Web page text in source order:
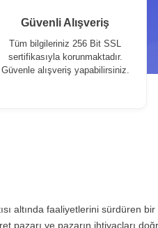
Güvenli Alışveriş
Tüm bilgileriniz 256 Bit SSL
sertifikasıyla korunmaktadır.
Güvenle alışveriş yapabilirsiniz.
altında faaliyetlerini sürdüren
pazarı ve pazarın ihtiyaçları